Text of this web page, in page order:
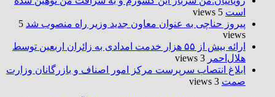
است 5 views
پیروز حناچی به عنوان معاون جدید وزیر راه منصوب شد 5
views
ارائه بیش از ۵۵ هزار خدمت امدادی به زائران اربعین توسط
هلال‌احمر 3 views
ابلاغ انتصاب سرپرست مرکز امور اصناف و بازرگانان وزارت
صمت 3 views